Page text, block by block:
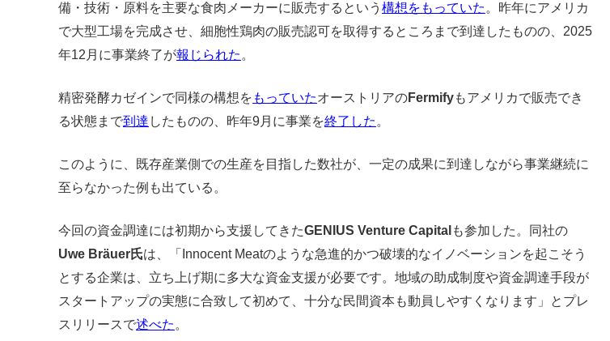
備・技術・原料を主要な食肉メーカーに販売するという 構想をもっていた 。昨年にアメリカ
で大型工場を完成させ、細胞性鶏肉の販売認可を取得するところまで到達したものの、2025
年12月に事業終了が報じられた 。
精密発酵カゼインで同様の構想を もっていたオーストリアのFermifyもアメリカで販売でき
る状態まで到達 したものの、昨年9月に事業を終了した 。
このように、既存産業側での生産を目指した数社が、一定の成果に到達しながら事業継続に
至らなかった例も出ている。
今回の資金調達には初期から支援してきたGENIUS Venture Capital も参加した。同社の
Uwe Bräuer氏は、「Innocent Meatのような急進的かつ破壊的なイノベーションを起こそう
とする企業は、立ち上げ期に多大な資金支援が必要です。地域の助成制度や資金調達手段が
スタートアップの実態に合致して初めて、十分な民間資本も動員しやすくなります」とプレ
スリリースで述べた 。